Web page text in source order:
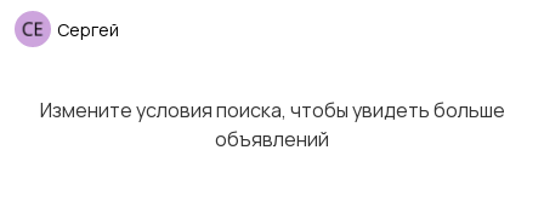
Сергей
Измените условия поиска, чтобы увидеть больше
объявлений